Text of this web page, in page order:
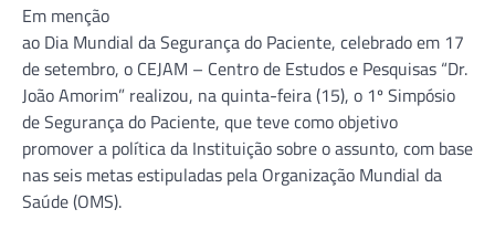
Em menção
ao Dia Mundial da Segurança do Paciente, celebrado em 17
de setembro, o CEJAM – Centro de Estudos e Pesquisas “Dr.
João Amorim” realizou, na quinta-feira (15), o 1º Simpósio
de Segurança do Paciente, que teve como objetivo
promover a política da Instituição sobre o assunto, com base
nas seis metas estipuladas pela Organização Mundial da
Saúde (OMS).